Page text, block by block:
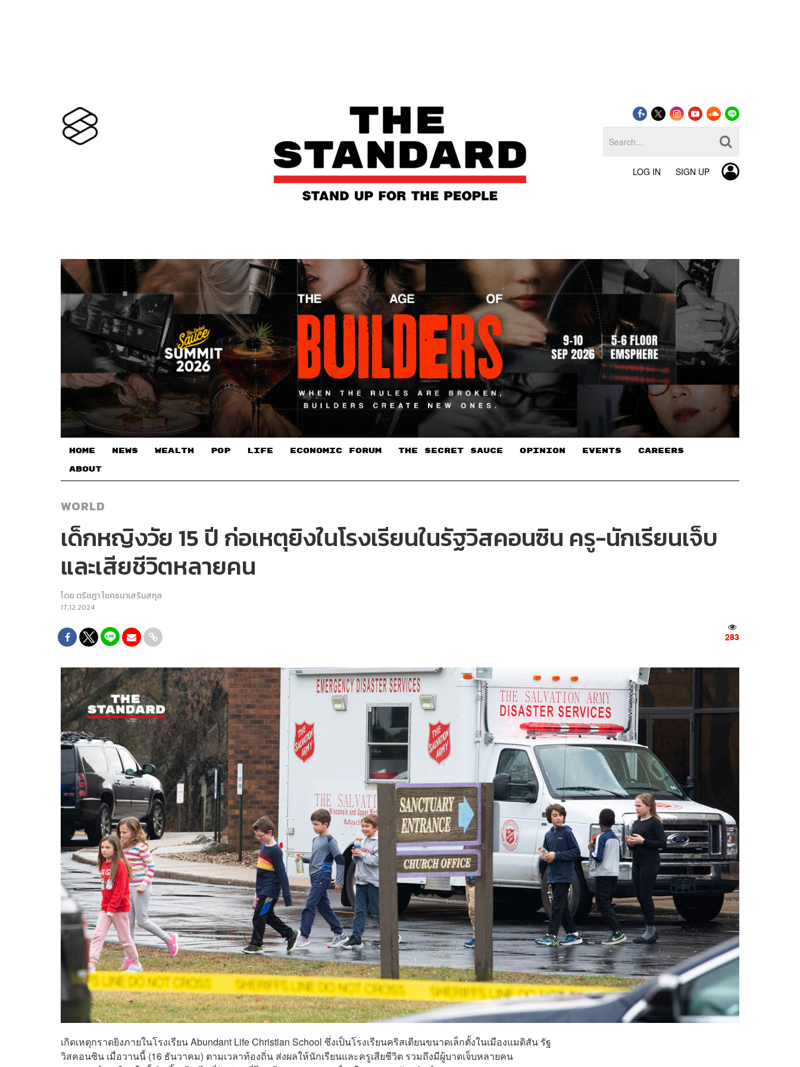
LOG IN SIGN UP
HOME NEWS WEALTH POP LIFE ECONOMIC FORUM THE SECRET SAUCE​ OPINION EVENTS CAREERS
ABOUT
WORLD
เด็กหญิงวัย 15 ปี ก่อเหตุยิงในโรงเรียนในรัฐวิสคอนซิน ครู-นักเรียนเจ็บ
และเสียชีวิตหลายคน
โดย ตรีชฎา โชคธนาเสริมสกุล
17.12.2024
283
เกิดเหตุกราดยิงภายในโรงเรียน Abundant Life Christian School ซึ่งเป็นโรงเรียนคริสเตียนขนาดเล็กตั้งในเมืองแมดิสัน รัฐ
วิสคอนซิน เมื่อวานนี้ (16 ธันวาคม) ตามเวลาท้องถิ่น ส่งผลให้นักเรียนและครูเสียชีวิต รวมถึงมีผู้บาดเจ็บหลายคน